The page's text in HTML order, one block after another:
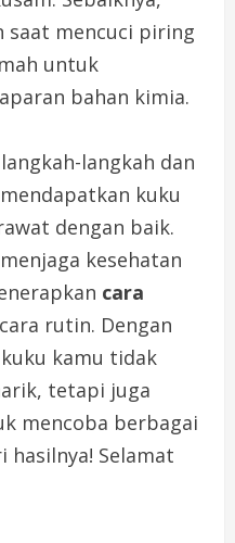
saat mencuci piring
untuk
bahan kimia.
langkah dan
kuku
dengan baik.
kesehatan
cara
rutin. Dengan
kamu tidak
tetapi juga
mencoba berbagai
hasilnya! Selamat